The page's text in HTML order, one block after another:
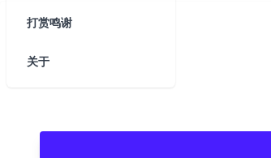
打赏鸣谢
关于